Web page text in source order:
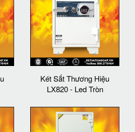
Két Sắt Thương Hiệu
LX820 - Led Tròn